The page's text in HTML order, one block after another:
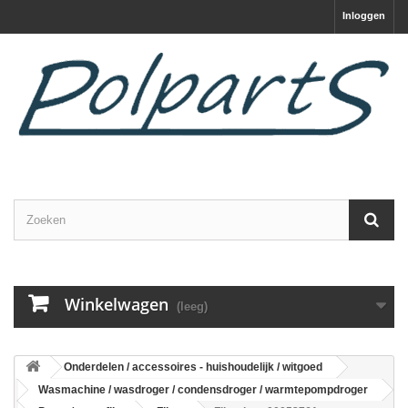
Inloggen
Winkelwagen (leeg)
Onderdelen / accessoires - huishoudelijk / witgoed
Wasmachine / wasdroger / condensdroger / warmtepompdroger